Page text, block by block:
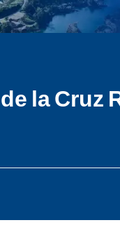
la Cruz